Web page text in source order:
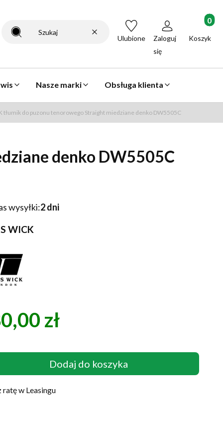
Wyczyść
Szukaj Ulubione
Zaloguj
się
Koszyk
Nasze marki Obsługa klienta
tłumik do puzonu tenorowego Straight miedziane denko DW5505C
denko DW5505C
wysyłki:2 dni
WICK
zł
Dodaj do koszyka
w Leasingu